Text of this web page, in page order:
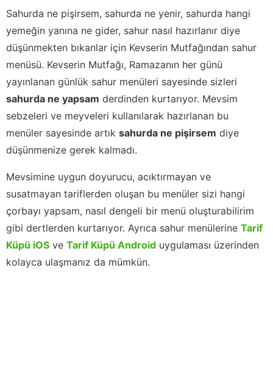
Sahurda ne pişirsem, sahurda ne yenir, sahurda hangi
yemeğin yanına ne gider, sahur nasıl hazırlanır diye
düşünmekten bıkanlar için Kevserin Mutfağından sahur
menüsü. Kevserin Mutfağı, Ramazanın her günü
yayınlanan günlük sahur menüleri sayesinde sizleri
sahurda ne yapsam derdinden kurtarıyor. Mevsim
sebzeleri ve meyveleri kullanılarak hazırlanan bu
menüler sayesinde artık sahurda ne pişirsem diye
düşünmenize gerek kalmadı.
Mevsimine uygun doyurucu, acıktırmayan ve
susatmayan tariflerden oluşan bu menüler sizi hangi
çorbayı yapsam, nasıl dengeli bir menü oluşturabilirim
gibi dertlerden kurtarıyor. Ayrıca sahur menülerine Tarif
Küpü iOS ve Tarif Küpü Android uygulaması üzerinden
kolayca ulaşmanız da mümkün.